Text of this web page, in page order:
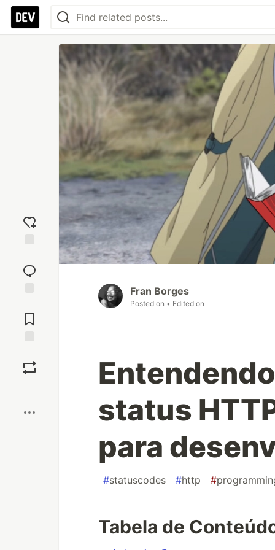
reaction
Comments
Fran Borges
Posted on • Edited on
status
para
#statuscodes #http #
Tabela de